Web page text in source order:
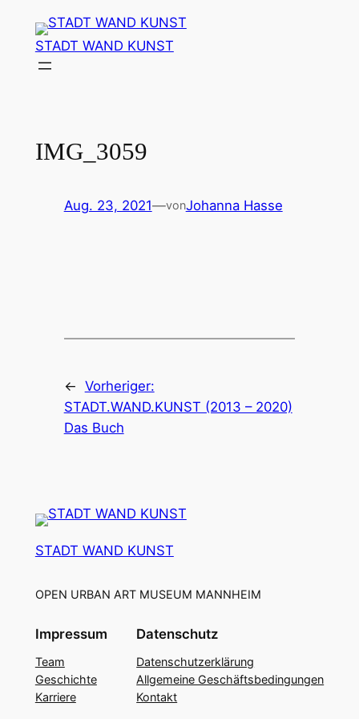
Inhalt
springen
STADT WAND KUNST
IMG_3059
Aug. 23, 2021—vonJohanna Hasse
← Vorheriger:
STADT.WAND.KUNST (2013 – 2020)
Das Buch
STADT WAND KUNST
OPEN URBAN ART MUSEUM MANNHEIM
Impressum
Team
Geschichte
Karriere
Datenschutz
Datenschutzerklärung
Allgemeine Geschäftsbedingungen
Kontakt